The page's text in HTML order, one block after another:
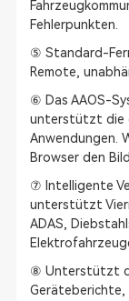
Fehlerpunkten.
⑤ Standard-
Remote,
⑥ Das AAOS-
unterstützt die
Anwendungen.
Browser den
⑦ Intelligente
unterstützt
ADAS,
⑧ Unterstützt
Geräteberichte,